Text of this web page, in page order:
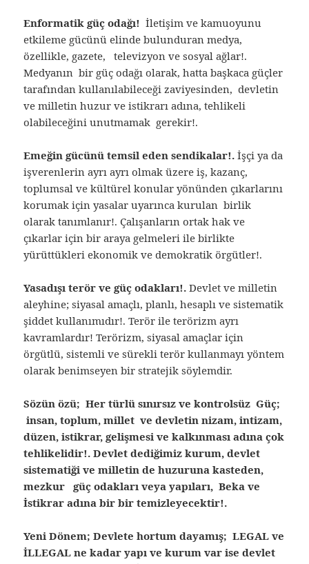
Enformatik güç odağı! İletişim ve kamuoyunu
etkileme gücünü elinde bulunduran medya,
özellikle, gazete, televizyon ve sosyal ağlar!.
Medyanın bir güç odağı olarak, hatta başkaca güçler
tarafından kullanılabileceği zaviyesinden, devletin
ve milletin huzur ve istikrarı adına, tehlikeli
olabileceğini unutmamak gerekir!.
Emeğin gücünü temsil eden sendikalar!. İşçi ya da
işverenlerin ayrı ayrı olmak üzere iş, kazanç,
toplumsal ve kültürel konular yönünden çıkarlarını
korumak için yasalar uyarınca kurulan birlik
olarak tanımlanır!. Çalışanların ortak hak ve
çıkarlar için bir araya gelmeleri ile birlikte
yürüttükleri ekonomik ve demokratik örgütler!.
Yasadışı terör ve güç odakları!. Devlet ve milletin
aleyhine; siyasal amaçlı, planlı, hesaplı ve sistematik
şiddet kullanımıdır!. Terör ile terörizm ayrı
kavramlardır! Terörizm, siyasal amaçlar için
örgütlü, sistemli ve sürekli terör kullanmayı yöntem
olarak benimseyen bir stratejik söylemdir.
Sözün özü; Her türlü sınırsız ve kontrolsüz Güç;
insan, toplum, millet ve devletin nizam, intizam,
düzen, istikrar, gelişmesi ve kalkınması adına çok
tehlikelidir!. Devlet dediğimiz kurum, devlet
sistematiği ve milletin de huzuruna kasteden,
mezkur güç odakları veya yapıları, Beka ve
İstikrar adına bir bir temizleyecektir!.
Yeni Dönem; Devlete hortum dayamış; LEGAL ve
İLLEGAL ne kadar yapı ve kurum var ise devlet